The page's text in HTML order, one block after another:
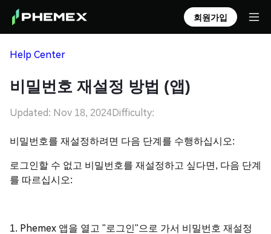
회원가입
Help Center
비밀번호 재설정 방법 (앱)
Updated: Nov 18, 2024Difficulty:
비밀번호를 재설정하려면 다음 단계를 수행하십시오:
로그인할 수 없고 비밀번호를 재설정하고 싶다면, 다음 단계
를 따르십시오:
1. Phemex 앱을 열고 "로그인"으로 가서 비밀번호 재설정